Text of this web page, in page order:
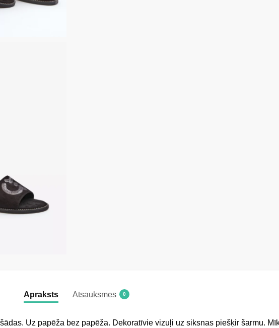
Apraksts Atsauksmes 0
Uz papēža bez papēža. Dekoratīvie vizuļi uz siksnas piešķir šarmu.